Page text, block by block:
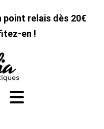
relais dès 20€
en !